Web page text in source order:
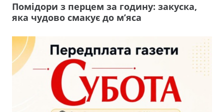
Помідори з перцем за годину: закуска,
яка чудово смакує до м’яса